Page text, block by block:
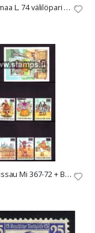
Ahvenanmaa L. 74 välilöpari ilman numeroa
Guinea Bissau Mi 367-72 + BL 10 **